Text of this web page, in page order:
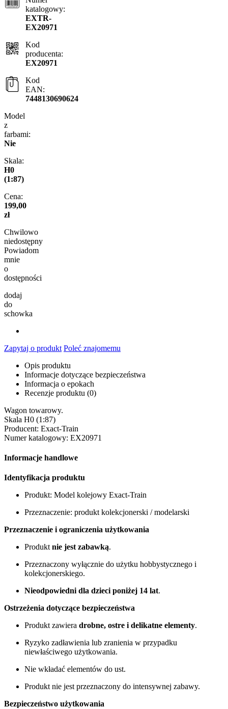
katalogowy:
EXTR-
EX20971
Kod
producenta:
EX20971
Kod
EAN:
7448130690624
Model
z
farbami:
Nie
Skala:
H0
(1:87)
Cena:
199,00
zł
Chwilowo
niedostępny
Powiadom
mnie
o
dostępności
dodaj
do
schowka
Zapytaj o produkt Poleć znajomemu
Opis produktu
Informacje dotyczące bezpieczeństwa
Informacja o epokach
Recenzje produktu (0)
Wagon towarowy.
Skala H0 (1:87)
Producent: Exact-Train
Numer katalogowy: EX20971
Informacje handlowe
Identyfikacja produktu
Produkt: Model kolejowy Exact-Train
Przeznaczenie: produkt kolekcjonerski / modelarski
Przeznaczenie i ograniczenia użytkowania
Produkt nie jest zabawką.
Przeznaczony wyłącznie do użytku hobbystycznego i
kolekcjonerskiego.
Nieodpowiedni dla dzieci poniżej 14 lat.
Ostrzeżenia dotyczące bezpieczeństwa
Produkt zawiera drobne, ostre i delikatne elementy.
Ryzyko zadławienia lub zranienia w przypadku
niewłaściwego użytkowania.
Nie wkładać elementów do ust.
Produkt nie jest przeznaczony do intensywnej zabawy.
Bezpieczeństwo użytkowania